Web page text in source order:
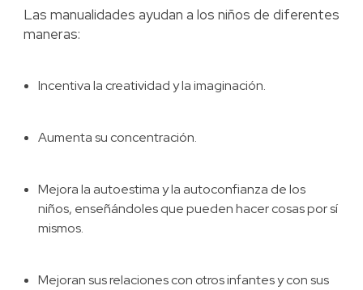
Las manualidades ayudan a los niños de diferentes
maneras:
Incentiva la creatividad y la imaginación.
Aumenta su concentración.
Mejora la autoestima y la autoconfianza de los
niños, enseñándoles que pueden hacer cosas por sí
mismos.
Mejoran sus relaciones con otros infantes y con sus